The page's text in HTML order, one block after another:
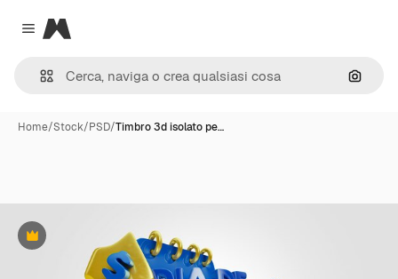
Close menu
Magnific
Cerca
Home/Stock/PSD/Timbro 3d isolato pe…
Premium